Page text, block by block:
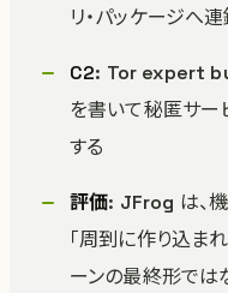
リ・パッケージへ
C2: Tor expert
を書いて秘匿サー
する
評価: JFrog は、
「周到に作り込ま
ーンの最終形では